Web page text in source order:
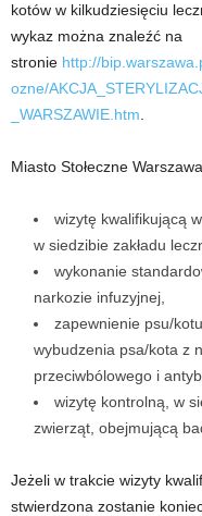
kotów w kilkudziesięciu
wykaz można znaleźć na
stronie http://
ozne/
_WARSZAWIE.htm
Miasto Stołeczne
wizytę kwalifikującą
w siedzibie zakładu
wykonanie
narkozie infuzyjnej,
zapewnienie psu/
wybudzenia psa/kota z
przeciwbólowego i
wizytę kontrolną, w
zwierząt, obejmującą
Jeżeli w trakcie wizyty
stwierdzona zostanie